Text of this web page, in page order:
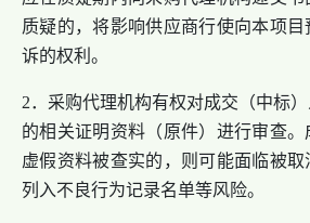
质疑的，将影响供应商行使向本项
诉的权利。
2．采购代理机构有权对成交（中标
的相关证明资料（原件）进行审查
虚假资料被查实的，则可能面临被取
列入不良行为记录名单等风险。